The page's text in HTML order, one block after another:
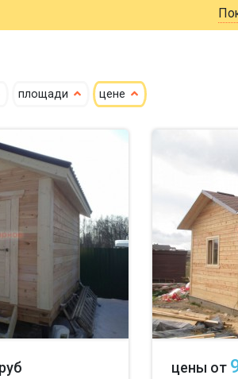
площади цене
руб цены от